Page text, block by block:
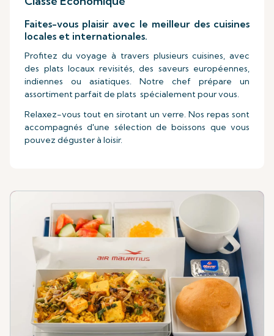
Faites-vous plaisir avec le meilleur des cuisines
locales et internationales.
Profitez du voyage à travers plusieurs cuisines, avec
des plats locaux revisités, des saveurs européennes,
indiennes ou asiatiques. Notre chef prépare un
assortiment parfait de plats spécialement pour vous.
Relaxez-vous tout en sirotant un verre. Nos repas sont
accompagnés d'une sélection de boissons que vous
pouvez déguster à loisir.